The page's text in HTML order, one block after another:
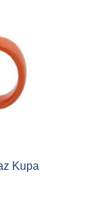
Kupa